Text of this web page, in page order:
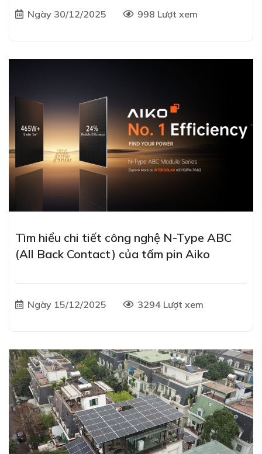
Ngày 30/12/2025 998 Lượt xem
Tìm hiểu chi tiết công nghệ N-Type ABC
(All Back Contact) của tấm pin Aiko
Ngày 15/12/2025 3294 Lượt xem